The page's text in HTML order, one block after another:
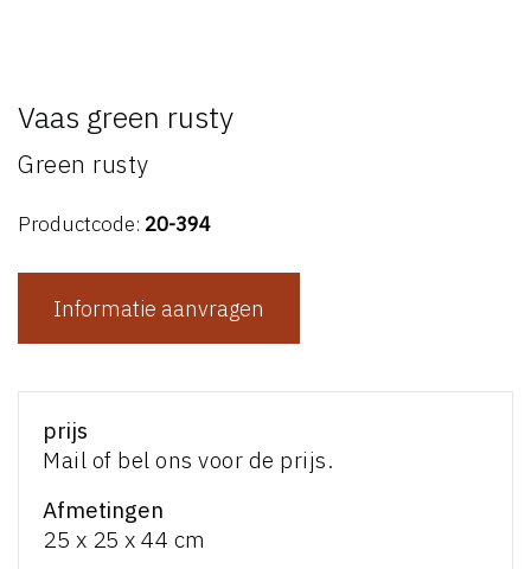
Vaas green rusty
Green rusty
Productcode: 20-394
Informatie aanvragen
prijs
Mail of bel ons voor de prijs.
Afmetingen
25 x 25 x 44 cm